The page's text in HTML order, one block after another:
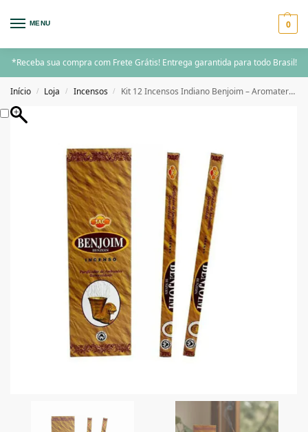
MENU 0
*Receba sua compra com Frete Grátis! Entrega garantida para todo Brasil!
Início / Loja / Incensos / Kit 12 Incensos Indiano Benjoim – Aromaterapia Natural e Relaxante